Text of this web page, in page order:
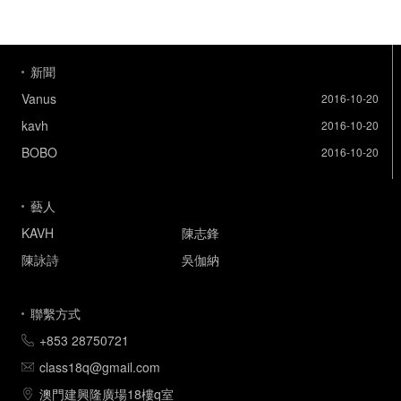
新聞
2016-10-20
Vanus
2016-10-20
kavh
2016-10-20
BOBO
藝人
KAVH
陳志鋒
陳詠詩
吳伽納
聯繫方式
+853 28750721
class18q@gmail.com
澳門建興隆廣場18樓q室